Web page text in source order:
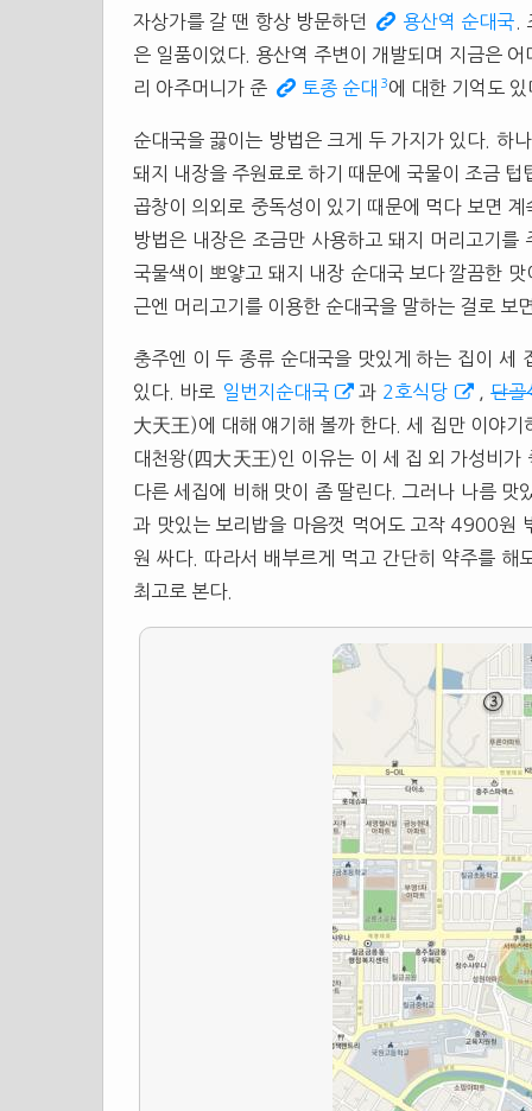
자상가를 갈 땐 항상 방문하던
용산역 순대국
은 일품이었다. 용산역 주변이 개발되며 지금은
리 아주머니가 준
토종 순대 3에 대한 기억도 있
순대국을 끓이는 방법은 크게 두 가지가 있다. 하
돼지 내장을 주원료로 하기 때문에 국물이 조금
곱창이 의외로 중독성이 있기 때문에 먹다 보면
방법은 내장은 조금만 사용하고 돼지 머리고기
국물색이 뽀얗고 돼지 내장 순대국 보다 깔끔한
근엔 머리고기를 이용한 순대국을 말하는 걸로 보
충주엔 이 두 종류 순대국을 맛있게 하는 집이 세
있다. 바로 일번지순대국 과 2호식당
단골
大天王)에 대해 얘기해 볼까 한다. 세 집만 이야
대천왕(四大天王)인 이유는 이 세 집 외 가성비가
다른 세집에 비해 맛이 좀 딸린다. 그러나 나름
과 맛있는 보리밥을 마음껏 먹어도 고작 4900원
원 싸다. 따라서 배부르게 먹고 간단히 약주를
최고로 본다.